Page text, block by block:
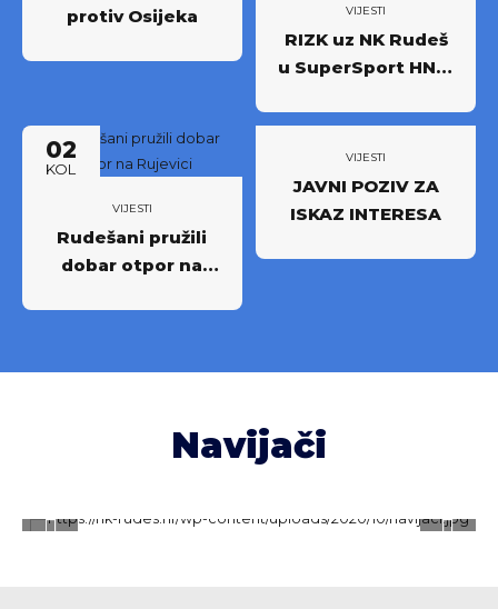
protiv Osijeka
VIJESTI
RIZK uz NK Rudeš
u SuperSport HNL-
novi iskorak među
najboljima
02
KOL
VIJESTI
Rudešani pružili
dobar otpor na
VIJESTI
JAVNI POZIV ZA
ISKAZ INTERESA
Navijači